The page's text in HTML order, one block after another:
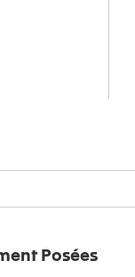
Posées